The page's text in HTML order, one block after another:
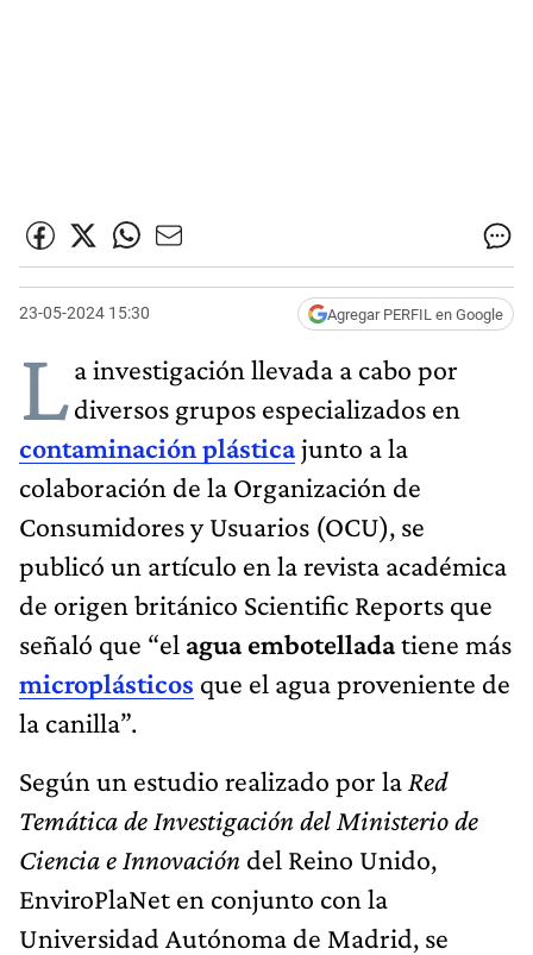
23-05-2024 15:30 Agregar PERFIL en Google
La investigación llevada a cabo por
diversos grupos especializados en
contaminación plásticajunto a la
colaboración de la Organización de
Consumidores y Usuarios (OCU), se
publicó un artículo en la revista académica
de origen británico Scientific Reports que
señaló que “el agua embotelladatiene más
microplásticos que el agua proveniente de
la canilla”.
Según un estudio realizado por la Red
Temática de Investigación del Ministerio de
Ciencia e Innovación del Reino Unido,
EnviroPlaNet en conjunto con la
Universidad Autónoma de Madrid, se